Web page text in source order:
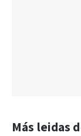
Más leidas